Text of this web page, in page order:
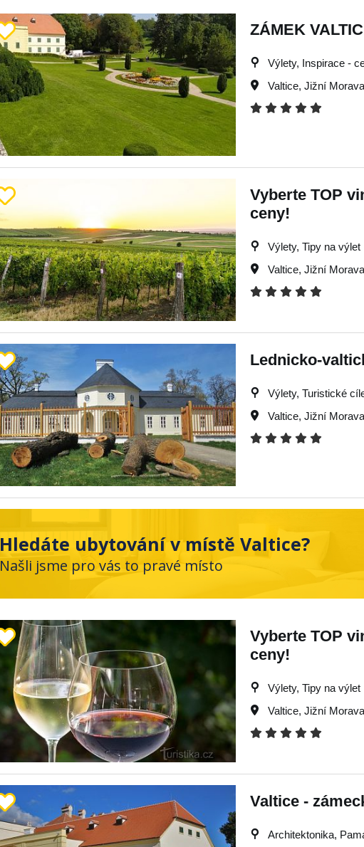
ZÁMEK
Výlety, Inspirace -
Valtice, Jižní Morava
Vyberte TOP
ceny!
Výlety, Tipy na výlet
Valtice, Jižní Morava
Lednicko-
Výlety, Turistické
Valtice, Jižní Morava
Hledáte ubytování v místě Valtice?
Našli jsme pro vás to pravé místo
Vyberte TOP
ceny!
Výlety, Tipy na výlet
Valtice, Jižní Morava
Valtice -
Architektonika,